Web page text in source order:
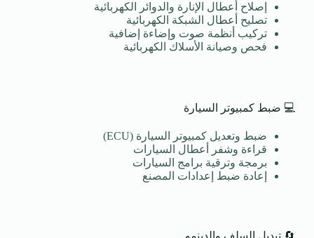
إصلاح أعطال الإنارة والدوائر الكهربائية
تصليح أعطال الشبكة الكهربائية
تركيب أنظمة صوت وإضاءة إضافية
فحص وصيانة الأسلاك الكهربائية
💻 ضبط كمبيوتر السيارة
ضبط وتعديل كمبيوتر السيارة (ECU)
قراءة وشفر أعطال السيارات
برمجة وترقية برامج السيارات
إعادة ضبط إعدادات المصنع